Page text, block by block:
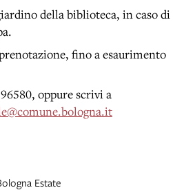
della biblioteca, in caso di
fino a esaurimento
oppure scrivi a
Estate